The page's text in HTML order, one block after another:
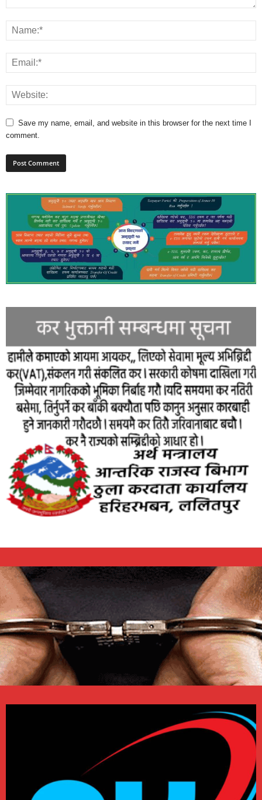
Save my name, email, and website in this browser for the next time I
comment.